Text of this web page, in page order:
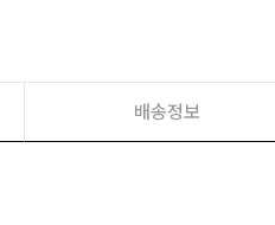
배송정보